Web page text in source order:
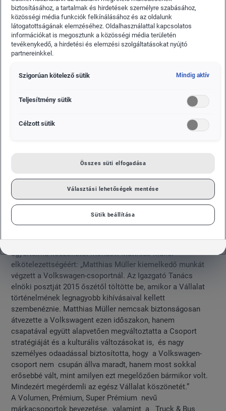
sor az Igazgató Tanácsban. Matthias Müller közös
megegyezéssel, és azonnali hatállyal távozik az
Igazgató Tanács elnöki posztjáról. Utódaként
csütörtöki ülésén a Felügyelő Bizottság Dr. Herbert
A Felügyelő Bizottság elnöke, Hans Dieter Pötsch
egyértelmű köszönetet mondott Matthias Müller
elkötelezettségéért: „Matthias Müller kiemelkedő munkát
végzett a Volkswagen-csoportnál. Az Igazgató Tanács
elnöki posztját 2015 őszétől töltötte be, amikor a Vállalat
történelmének legnagyobb kihívásaival kellett
szembenéznie. Matthias Müller nemcsak biztonságosan
átvezette a Volkswagent ezen időszakon, hanem
csapatával együtt alapvetően megváltoztatta a Csoport
stratégiáját és a kulturális változásokat is, és nagy
személyes odaadással biztosította, hogy a Volkswagen-
csoport nem csupán állva maradt, hanem most sokkal
erősebbé vált, mint amilyen ezt megelőzően bármikor volt.
Mindezért megérdemli az egész Vállalat köszönetét.”
A Volumen, Prémium, Super Prémium nevű
márkacsoportok bevezetése, valamint a Truck & Bus
biztosításához, a tartalmak és hirdetések személyre szabásához,
közösségi média funkciók felkínálásához és az oldalunk
látogatottságának elemzéséhez. Oldalhasználattal kapcsolatos
információkat is megosztunk a közösségi média területén
tevékenykedő, a hirdetési és elemzési szolgáltatásokat nyújtó
partnereinkkel.
Szigorúan kötelező sütik Mindig aktív
Teljesítmény sütik
Célzott sütik
Összes süti elfogadása
Választási lehetőségek mentése
Sütik beállítása